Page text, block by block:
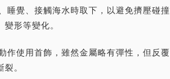
睡覺、接觸海水時取下，以避免擠壓碰
形等變化。
作使用首飾，雖然金屬略有彈性，但反
。